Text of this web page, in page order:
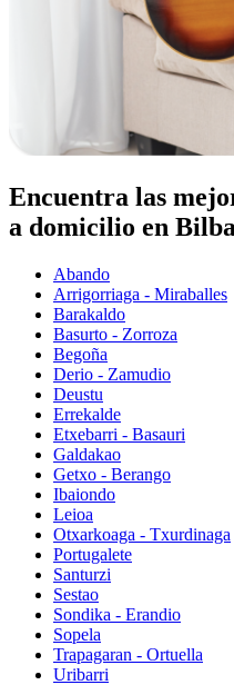
Encuentra las
a domicilio en
Abando
Arrigorriaga - Miraballes
Barakaldo
Basurto - Zorroza
Begoña
Derio - Zamudio
Deustu
Errekalde
Etxebarri - Basauri
Galdakao
Getxo - Berango
Ibaiondo
Leioa
Otxarkoaga - Txurdinaga
Portugalete
Santurzi
Sestao
Sondika - Erandio
Sopela
Trapagaran - Ortuella
Uribarri